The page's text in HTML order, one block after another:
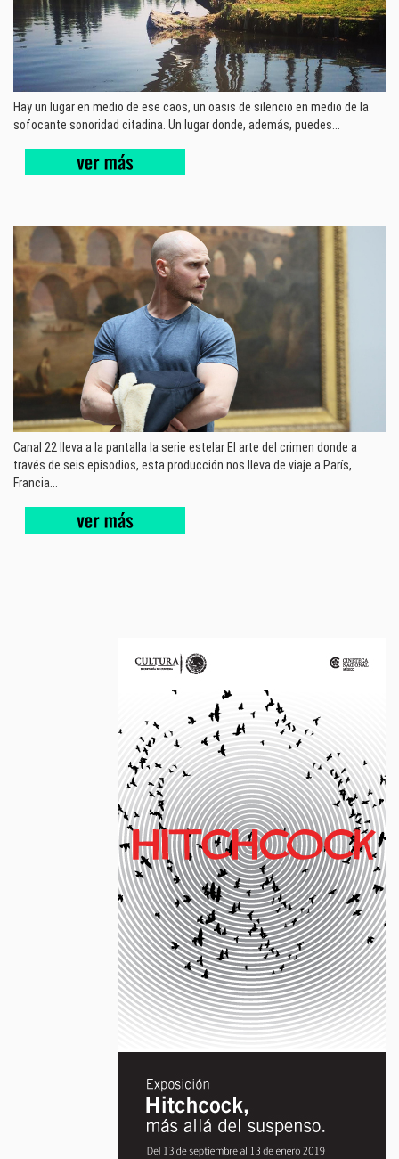
Hay un lugar en medio de ese caos, un oasis de silencio en medio de la
sofocante sonoridad citadina. Un lugar donde, además, puedes...
Canal 22 lleva a la pantalla la serie estelar El arte del crimen donde a
través de seis episodios, esta producción nos lleva de viaje a París,
Francia...